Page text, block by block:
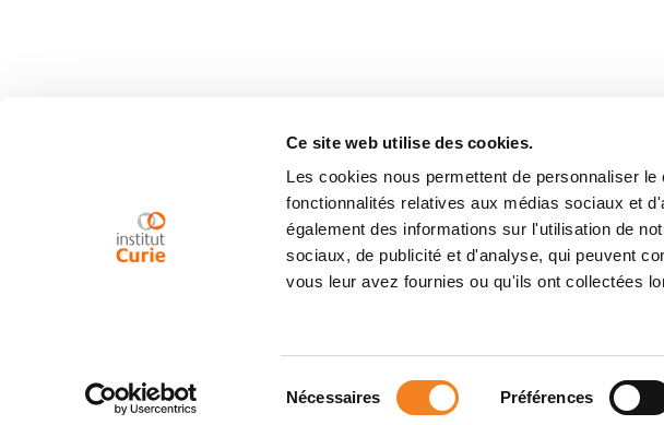
Ce site web utilise des cookies.
Les cookies nous permettent de personnaliser
fonctionnalités relatives aux médias sociaux et
également des informations sur l'utilisation de
sociaux, de publicité et d'analyse, qui peuvent
vous leur avez fournies ou qu'ils ont collectées
Nécessaires Préférences